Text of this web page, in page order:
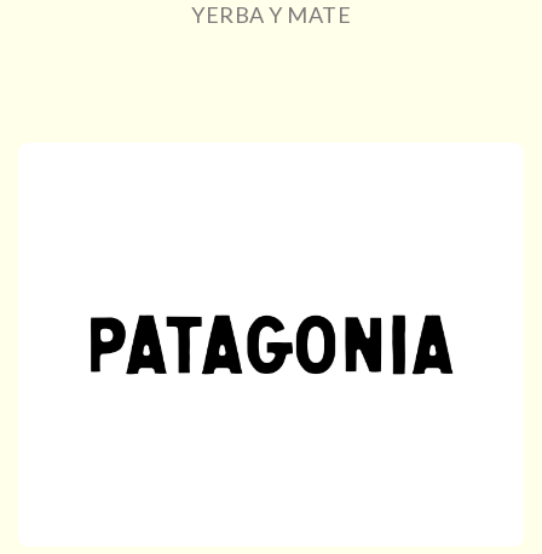
YERBA Y MATE